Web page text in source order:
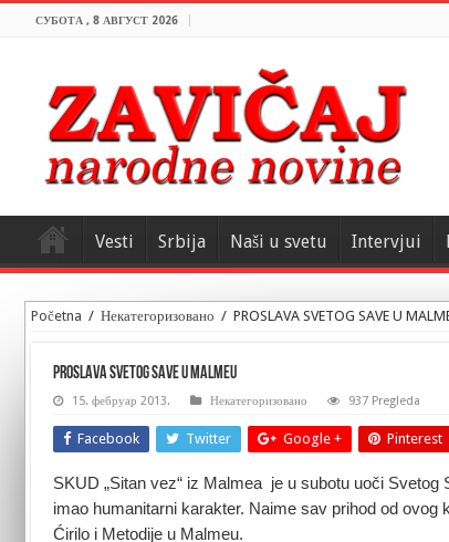
СУБОТА , 8 АВГУСТ 2026
Vesti Srbija Naši u svetu Intervjui
Početna / Некатегоризовано / PROSLAVA SVETOG SAVE U
PROSLAVA SVETOG SAVE U MALMEU
15. фебруар 2013. Некатегоризовано 937 Pregleda
Facebook Twitter Google + Pinterest
SKUD „Sitan vez“ iz Malmea je u subotu uoči
imao humanitarni karakter. Naime sav prihod od ovog
Ćirilo i Metodije u Malmeu.